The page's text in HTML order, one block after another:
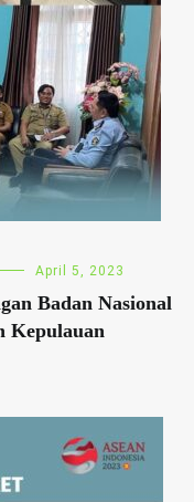
April 5, 2023
Badan Nasional
Kepulauan